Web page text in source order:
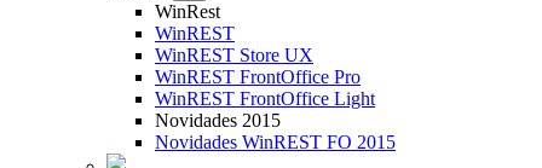
WinRest
WinREST
WinREST Store UX
WinREST FrontOffice Pro
WinREST FrontOffice Light
Novidades 2015
Novidades WinREST FO 2015